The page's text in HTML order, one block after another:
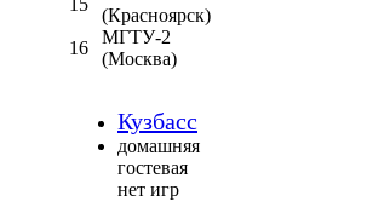
15
(Красноярск)
16
МГТУ-2
(Москва)
Кузбасс
домашняя
гостевая
нет игр